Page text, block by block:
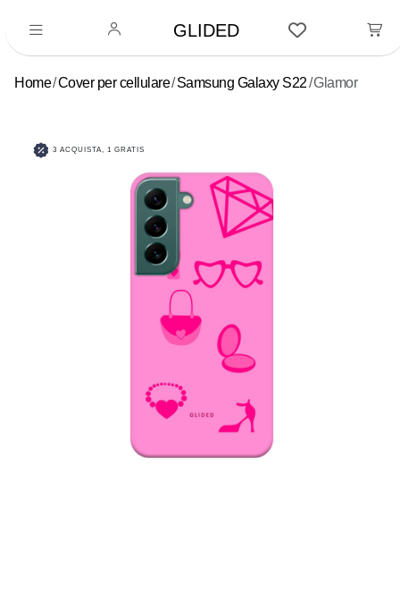
GLIDED
Home Cover per cellulare Samsung Galaxy S22 Glamor
3 ACQUISTA, 1 GRATIS